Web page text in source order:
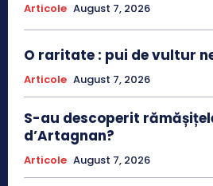
Articole August 7, 2026
O raritate : pui de vultur
Articole August 7, 2026
S-au descoperit
d’Artagnan?
Articole August 7, 2026